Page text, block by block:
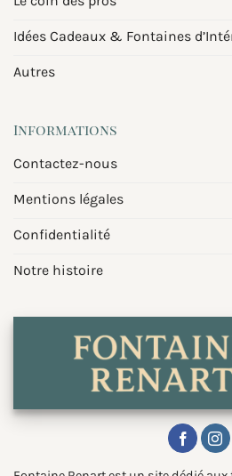
Idées Cadeaux & Fontaines
Autres
Informations
Contactez-nous
Mentions légales
Confidentialité
Notre histoire